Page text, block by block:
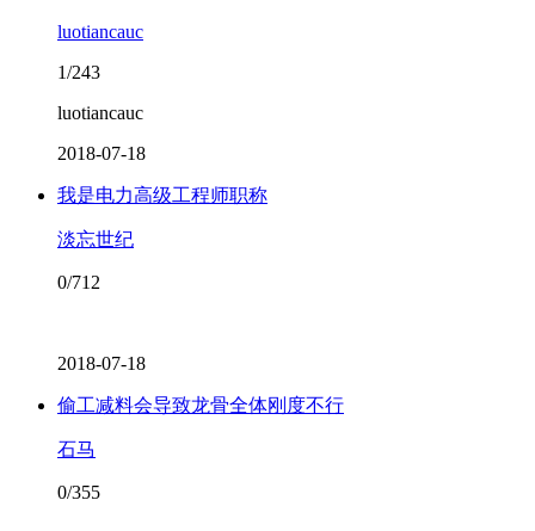
luotiancauc
1/243
luotiancauc
2018-07-18
我是电力高级工程师职称
淡忘世纪
0/712
2018-07-18
偷工减料会导致龙骨全体刚度不行
石马
0/355